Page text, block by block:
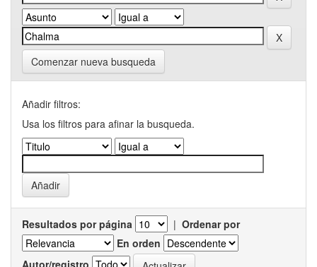
Comenzar nueva busqueda
Añadir filtros:
Usa los filtros para afinar la busqueda.
Resultados por página | Ordenar por
En orden
Autor/registro